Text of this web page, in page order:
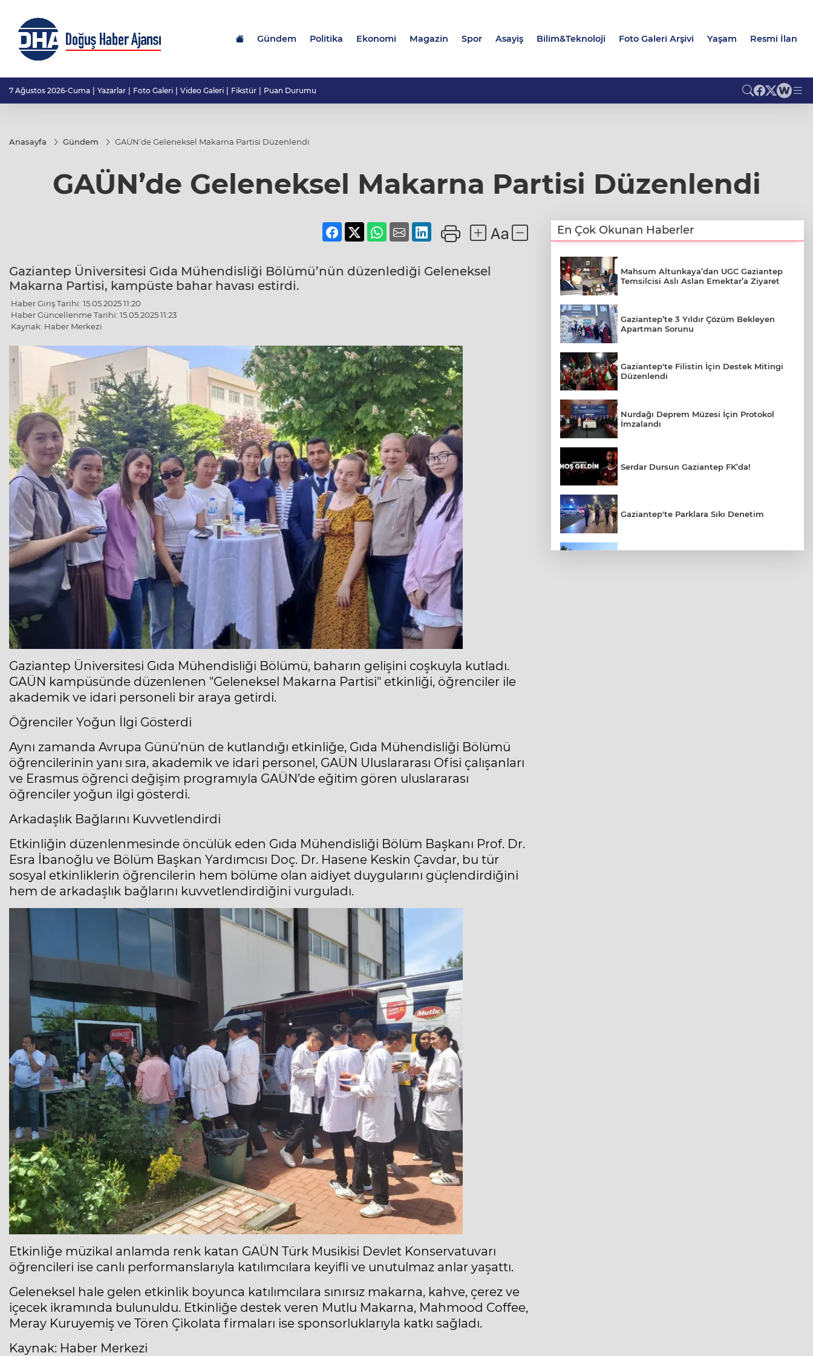
Gündem Politika Ekonomi Magazin Spor Asayiş Bilim&Teknoloji Foto Galeri Arşivi Yaşam Resmi İlan
7 Ağustos 2026-Cuma Yazarlar Foto Galeri Video Galeri Fikstür Puan Durumu
Anasayfa Gündem GAÜN’de Geleneksel Makarna Partisi Düzenlendi
GAÜN’de Geleneksel Makarna Partisi Düzenlendi
Gaziantep Üniversitesi Gıda Mühendisliği Bölümü’nün düzenlediği Geleneksel
Makarna Partisi, kampüste bahar havası estirdi.
Haber Giriş Tarihi: 15.05.2025 11:20
Haber Güncellenme Tarihi: 15.05.2025 11:23
Kaynak: Haber Merkezi
Gaziantep Üniversitesi Gıda Mühendisliği Bölümü, baharın gelişini coşkuyla kutladı.
GAÜN kampüsünde düzenlenen "Geleneksel Makarna Partisi" etkinliği, öğrenciler ile
akademik ve idari personeli bir araya getirdi.
Öğrenciler Yoğun İlgi Gösterdi
Aynı zamanda Avrupa Günü’nün de kutlandığı etkinliğe, Gıda Mühendisliği Bölümü
öğrencilerinin yanı sıra, akademik ve idari personel, GAÜN Uluslararası Ofisi çalışanları
ve Erasmus öğrenci değişim programıyla GAÜN’de eğitim gören uluslararası
öğrenciler yoğun ilgi gösterdi.
Arkadaşlık Bağlarını Kuvvetlendirdi
Etkinliğin düzenlenmesinde öncülük eden Gıda Mühendisliği Bölüm Başkanı Prof. Dr.
Esra İbanoğlu ve Bölüm Başkan Yardımcısı Doç. Dr. Hasene Keskin Çavdar, bu tür
sosyal etkinliklerin öğrencilerin hem bölüme olan aidiyet duygularını güçlendirdiğini
hem de arkadaşlık bağlarını kuvvetlendirdiğini vurguladı.
Etkinliğe müzikal anlamda renk katan GAÜN Türk Musikisi Devlet Konservatuvarı
öğrencileri ise canlı performanslarıyla katılımcılara keyifli ve unutulmaz anlar yaşattı.
Geleneksel hale gelen etkinlik boyunca katılımcılara sınırsız makarna, kahve, çerez ve
içecek ikramında bulunuldu. Etkinliğe destek veren Mutlu Makarna, Mahmood Coffee,
Meray Kuruyemiş ve Tören Çikolata firmaları ise sponsorluklarıyla katkı sağladı.
Kaynak: Haber Merkezi
En Çok Okunan Haberler
Mahsum Altunkaya’dan UGC Gaziantep
Temsilcisi Aslı Aslan Emektar’a Ziyaret
Gaziantep’te 3 Yıldır Çözüm Bekleyen
Apartman Sorunu
Gaziantep'te Filistin İçin Destek Mitingi
Düzenlendi
Nurdağı Deprem Müzesi İçin Protokol
İmzalandı
Serdar Dursun Gaziantep FK’da!
Gaziantep'te Parklara Sıkı Denetim